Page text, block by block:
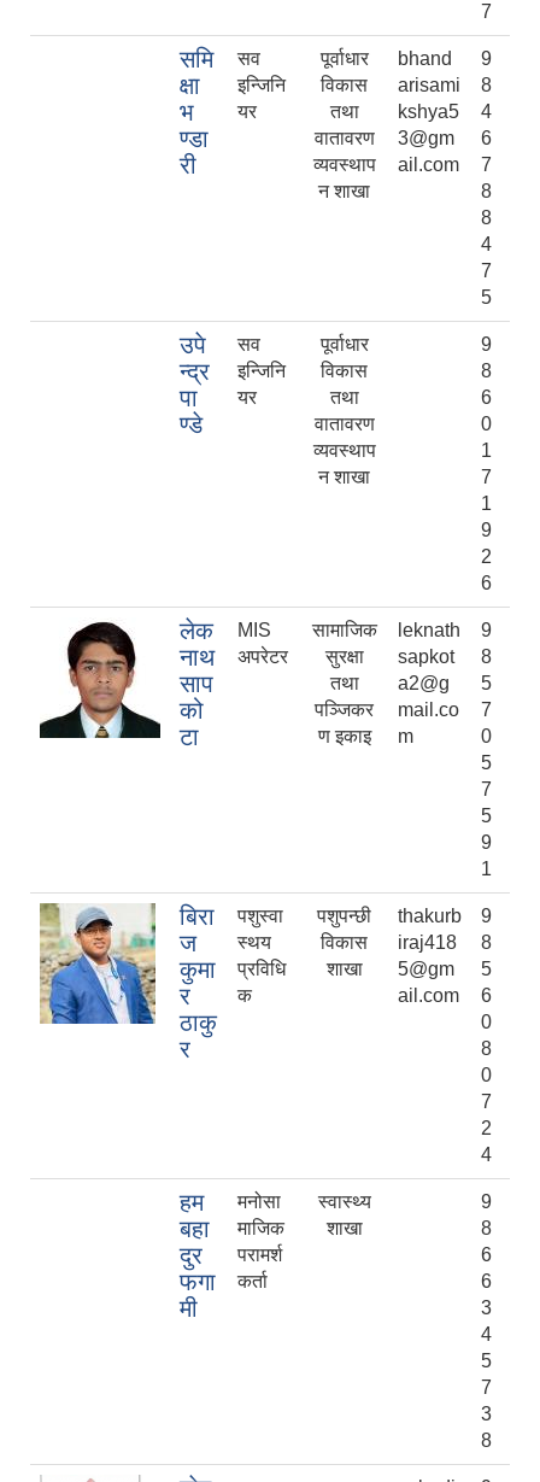
7
समि
क्षा
भ
ण्डा
री
सव
इन्जिनि
यर
पूर्वाधार
विकास
तथा
वातावरण
व्यवस्थाप
न शाखा
bhand
arisami
kshya5
3@gm
ail.com
9
8
4
6
7
8
8
4
7
5
उपे
न्द्र
पा
ण्डे
सव
इन्जिनि
यर
पूर्वाधार
विकास
तथा
वातावरण
व्यवस्थाप
न शाखा
9
8
6
0
1
7
1
9
2
6
लेक
नाथ
साप
को
टा
MIS
अपरेटर
सामाजिक
सुरक्षा
तथा
पञ्जिकर
ण इकाइ
leknath
sapkot
a2@g
mail.co
m
9
8
5
7
0
5
7
5
9
1
बिरा
ज
कुमा
र
ठाकु
र
पशुस्वा
स्थय
प्रविधि
क
पशुपन्छी
विकास
शाखा
thakurb
iraj418
5@gm
ail.com
9
8
5
6
0
8
0
7
2
4
हम
बहा
दुर
फगा
मी
मनोसा
माजिक
परामर्श
कर्ता
स्वास्थ्य
शाखा
9
8
6
6
3
4
5
7
3
8